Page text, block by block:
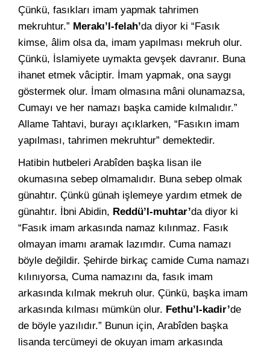
Çünkü, fasıkları imam yapmak tahrimen
mekruhtur.” Merakı’l-felah’da diyor ki “Fasık
kimse, âlim olsa da, imam yapılması mekruh olur.
Çünkü, İslamiyete uymakta gevşek davranır. Buna
ihanet etmek vâciptir. İmam yapmak, ona saygı
göstermek olur. İmam olmasına mâni olunamazsa,
Cumayı ve her namazı başka camide kılmalıdır.”
Allame Tahtavi, burayı açıklarken, “Fasıkın imam
yapılması, tahrimen mekruhtur” demektedir.
Hatibin hutbeleri Arabîden başka lisan ile
okumasına sebep olmamalıdır. Buna sebep olmak
günahtır. Çünkü günah işlemeye yardım etmek de
günahtır. İbni Abidin, Reddü’l-muhtar’da diyor ki
“Fasık imam arkasında namaz kılınmaz. Fasık
olmayan imamı aramak lazımdır. Cuma namazı
böyle değildir. Şehirde birkaç camide Cuma namazı
kılınıyorsa, Cuma namazını da, fasık imam
arkasında kılmak mekruh olur. Çünkü, başka imam
arkasında kılması mümkün olur. Fethu’l-kadir’de
de böyle yazılıdır.” Bunun için, Arabîden başka
lisanda tercümeyi de okuyan imam arkasında